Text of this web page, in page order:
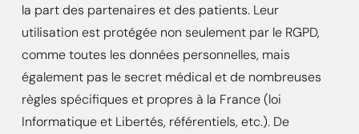
la part des partenaires et des patients. Leur
utilisation est protégée non seulement par le RGPD,
comme toutes les données personnelles, mais
également pas le secret médical et de nombreuses
règles spécifiques et propres à la France (loi
Informatique et Libertés, référentiels, etc.). De